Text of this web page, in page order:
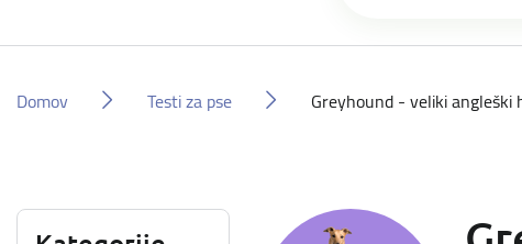
Domov Testi za pse Greyhound - veliki angleški